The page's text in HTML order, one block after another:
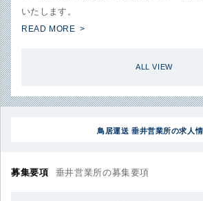
いたします。
READ MORE
ALL VIEW
鳥居運送 垂井営業所の求人
募集要項 垂井営業所の募集要項